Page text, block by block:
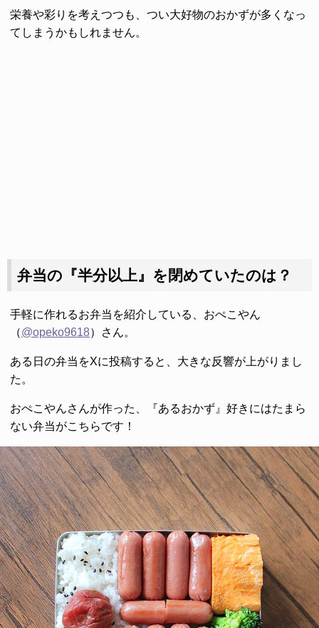
栄養や彩りを考えつつも、つい大好物のおかずが多くなっ
てしまうかもしれません。
弁当の『半分以上』を閉めていたのは？
手軽に作れるお弁当を紹介している、おぺこやん
（@opeko9618）さん。
ある日の弁当をXに投稿すると、大きな反響が上がりまし
た。
おぺこやんさんが作った、『あるおかず』好きにはたまら
ない弁当がこちらです！